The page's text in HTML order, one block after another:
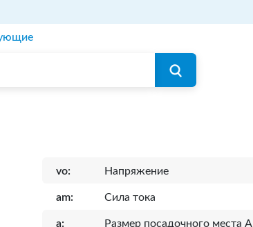
vo: Напряжение
am: Сила тока
a: Размер посадочного места A